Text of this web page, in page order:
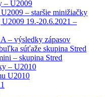
– U2009
– staršie minižiačky
19.-20.6.2021 –
– výsledky zápasov
súťaže skupina Stred
– skupina Stred
– U2010
U2010